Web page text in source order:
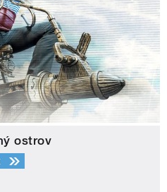
ostrov